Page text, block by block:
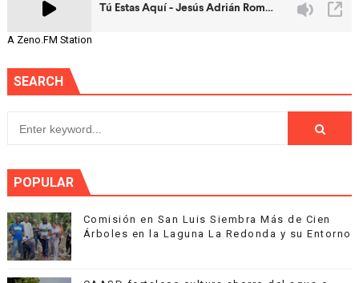
A Zeno.FM Station
SEARCH
POPULAR
Comisión en San Luis Siembra Más de Cien
Árboles en la Laguna La Redonda y su Entorno